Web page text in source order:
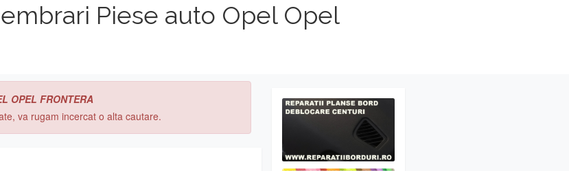
Piese auto Opel Opel
OPEL FRONTERA
va rugam incercat o alta cautare.